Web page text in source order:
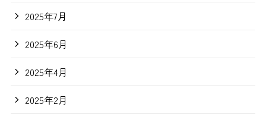
2025年7月
2025年6月
2025年4月
2025年2月